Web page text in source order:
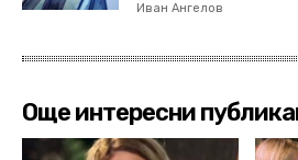
Иван Ангелов
Още интересни